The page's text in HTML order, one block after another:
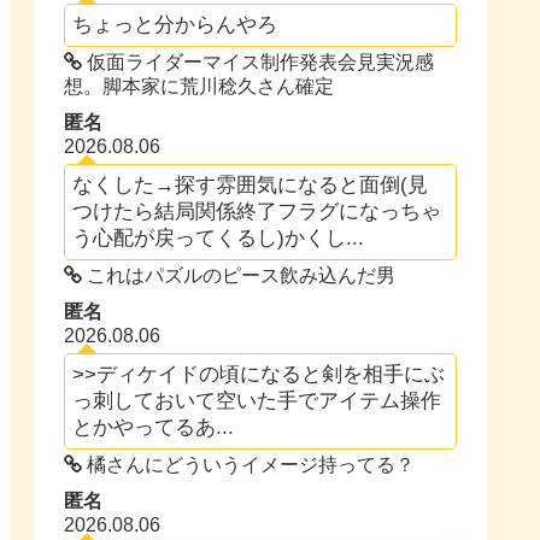
ちょっと分からんやろ
仮面ライダーマイス制作発表会見実況感
想。脚本家に荒川稔久さん確定
匿名
2026.08.06
なくした→探す雰囲気になると面倒(見
つけたら結局関係終了フラグになっちゃ
う心配が戻ってくるし)かくし...
これはパズルのピース飲み込んだ男
匿名
2026.08.06
>>ディケイドの頃になると剣を相手にぶ
っ刺しておいて空いた手でアイテム操作
とかやってるあ...
橘さんにどういうイメージ持ってる？
匿名
2026.08.06